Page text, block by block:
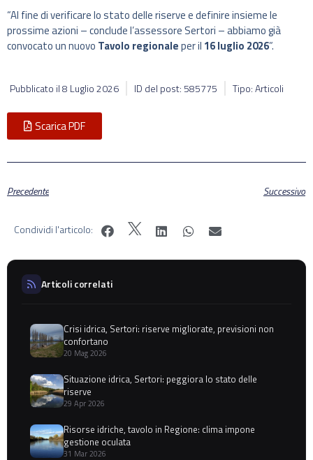
“Al fine di verificare lo stato delle riserve e definire insieme le
prossime azioni – conclude l’assessore Sertori – abbiamo già
convocato un nuovo Tavolo regionaleper il 16 luglio 2026”.
Pubblicato il8 Luglio 2026 ID del post: 585775 Tipo: Articoli
Scarica PDF
Precedente Successivo
Condividi l'articolo:
Articoli correlati
Crisi idrica, Sertori: riserve migliorate, previsioni non
confortano
20 Mag 2026
Situazione idrica, Sertori: peggiora lo stato delle
riserve
29 Apr 2026
Risorse idriche, tavolo in Regione: clima impone
gestione oculata
31 Mar 2026